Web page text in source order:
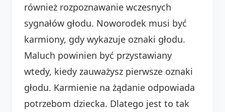
również rozpoznawanie wczesnych
sygnałów głodu. Noworodek musi być
karmiony, gdy wykazuje oznaki głodu.
Maluch powinien być przystawiany
wtedy, kiedy zauważysz pierwsze oznaki
głodu. Karmienie na żądanie odpowiada
potrzebom dziecka. Dlatego jest to tak